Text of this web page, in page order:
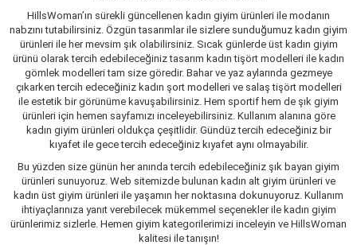
HillsWoman’ın sürekli güncellenen kadın giyim ürünleri ile modanın
nabzını tutabilirsiniz. Özgün tasarımlar ile sizlere sunduğumuz kadın giyim
ürünleri ile her mevsim şık olabilirsiniz. Sıcak günlerde üst kadın giyim
ürünü olarak tercih edebileceğiniz tasarım kadın tişört modelleri ile kadın
gömlek modelleri tam size göredir. Bahar ve yaz aylarında gezmeye
çıkarken tercih edeceğiniz kadın şort modelleri ve salaş tişört modelleri
ile estetik bir görünüme kavuşabilirsiniz. Hem sportif hem de şık giyim
ürünleri için hemen sayfamızı inceleyebilirsiniz. Kullanım alanına göre
kadın giyim ürünleri oldukça çeşitlidir. Gündüz tercih edeceğiniz bir
kıyafet ile gece tercih edeceğiniz kıyafet aynı olmayabilir.
Bu yüzden size günün her anında tercih edebileceğiniz şık bayan giyim
ürünleri sunuyoruz. Web sitemizde bulunan kadın alt giyim ürünleri ve
kadın üst giyim ürünleri ile yaşamın her noktasına dokunuyoruz. Kullanım
ihtiyaçlarınıza yanıt verebilecek mükemmel seçenekler ile kadın giyim
ürünlerimiz sizlerle. Hemen giyim kategorilerimizi inceleyin ve HillsWoman
kalitesi ile tanışın!